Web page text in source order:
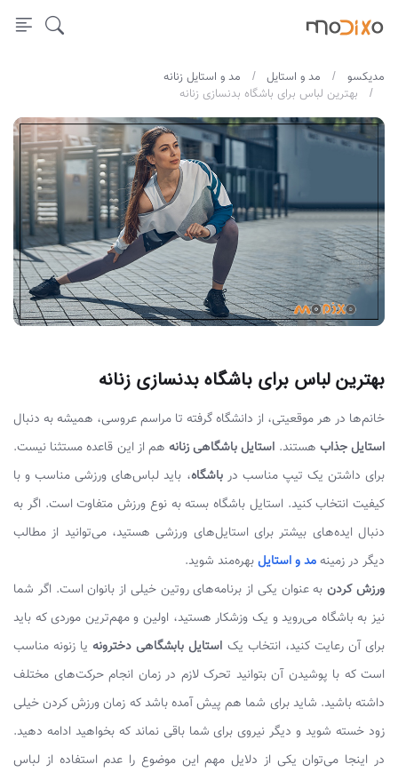
مدیکسو مد و استایل
مد و استایل زنانه
بهترین لباس برای باشگاه بدنسازی زنانه
بهترین لباس برای باشگاه بدنسازی زنانه
خانم‌ها در هر موقعیتی، از دانشگاه گرفته تا مراسم عروسی، همیشه به دنبال
استایل جذاب هستند. استایل باشگاهی زنانه هم از این قاعده مستثنا نیست.
برای داشتن یک تیپ مناسب درباشگاه، باید لباس‌های ورزشی مناسب و با
کیفیت انتخاب کنید. استایل باشگاه بسته به نوع ورزش متفاوت است. اگر به
دنبال ایده‌های بیشتر برای استایل‌های ورزشی هستید، می‌توانید از مطالب
دیگر در زمینهمد و استایلبهره‌مند شوید.
ورزش کردنبه عنوان یکی از برنامه‌های روتین خیلی از بانوان است. اگر شما
نیز به باشگاه می‌روید و یک وزشکار هستید، اولین و مهم‌ترین موردی که باید
برای آن رعایت کنید، انتخاب یک استایل بابشگاهی دخترونه یا زنونه مناسب
است که با پوشیدن آن بتوانید تحرک لازم در زمان انجام حرکت‌های مختلف
داشته باشید. شاید برای شما هم پیش آمده باشد که زمان ورزش کردن خیلی
زود خسته شوید و دیگر نیروی برای شما باقی نماند که بخواهید ادامه دهید.
در اینجا می‌توان یکی از دلایل مهم این موضوع را عدم استفاده از لباس